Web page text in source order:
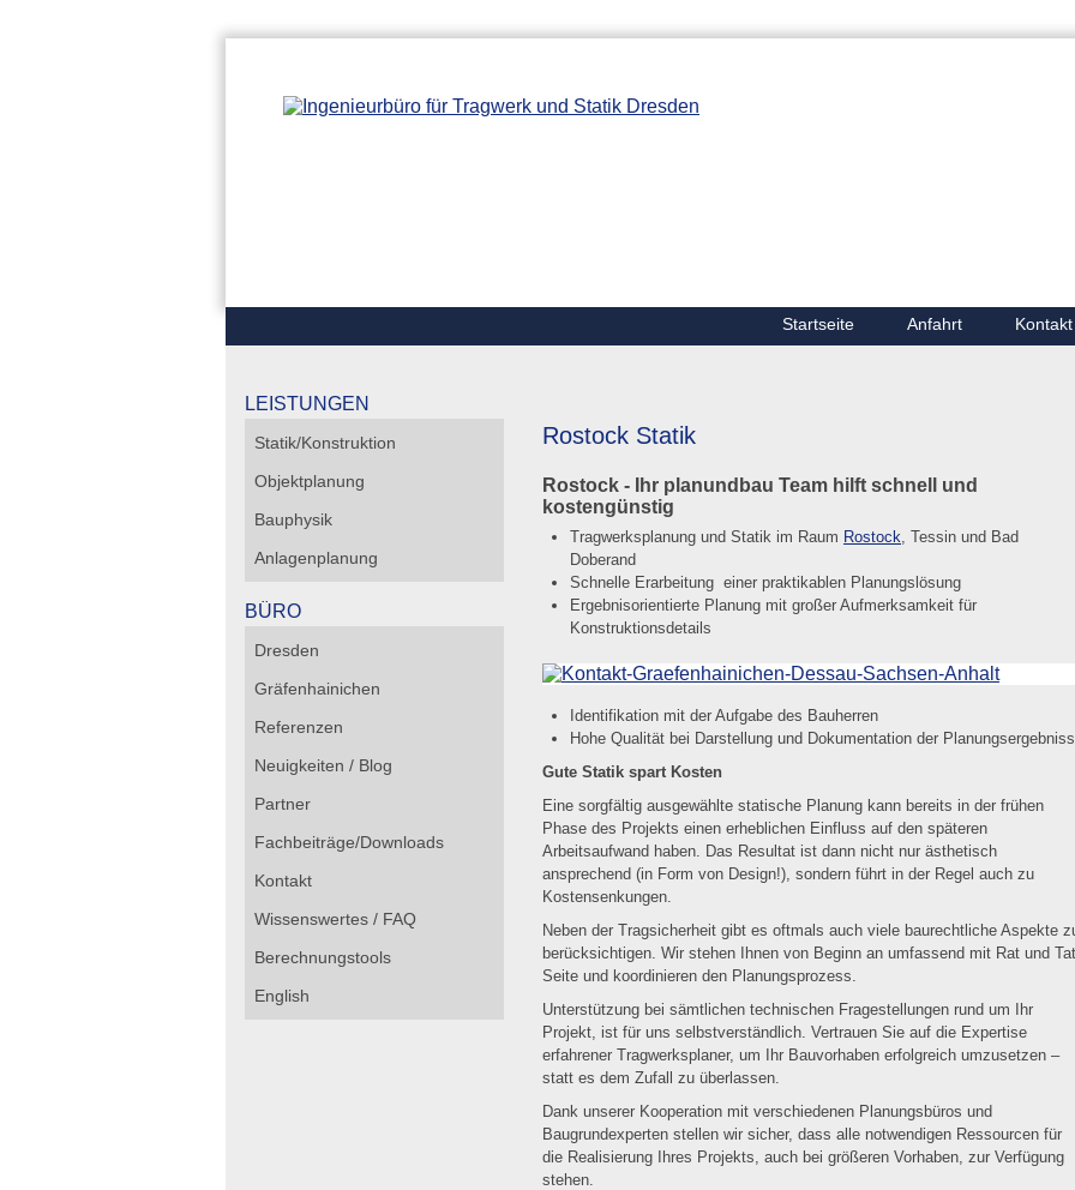
Startseite Anfahrt Kontakt
LEISTUNGEN
Statik/Konstruktion
Objektplanung
Bauphysik
Anlagenplanung
BÜRO
Dresden
Gräfenhainichen
Referenzen
Neuigkeiten / Blog
Partner
Fachbeiträge/Downloads
Kontakt
Wissenswertes / FAQ
Berechnungstools
English
Rostock Statik
Rostock - Ihr planundbau Team hilft schnell und
kostengünstig
Tragwerksplanung und Statik im Raum Rostock , Tessin und Bad
Doberand
Schnelle Erarbeitung einer praktikablen Planungslösung
Ergebnisorientierte Planung mit großer Aufmerksamkeit für
Konstruktionsdetails
Identifikation mit der Aufgabe des Bauherren
Hohe Qualität bei Darstellung und Dokumentation der
Gute Statik spart Kosten
Eine sorgfältig ausgewählte statische Planung kann bereits in der frühen
Phase des Projekts einen erheblichen Einfluss auf den späteren
Arbeitsaufwand haben. Das Resultat ist dann nicht nur ästhetisch
ansprechend (in Form von Design!), sondern führt in der Regel auch zu
Kostensenkungen.
Neben der Tragsicherheit gibt es oftmals auch viele baurechtliche Aspekte
berücksichtigen. Wir stehen Ihnen von Beginn an umfassend mit Rat und Tat
Seite und koordinieren den Planungsprozess.
Unterstützung bei sämtlichen technischen Fragestellungen rund um Ihr
Projekt, ist für uns selbstverständlich. Vertrauen Sie auf die Expertise
erfahrener Tragwerksplaner, um Ihr Bauvorhaben erfolgreich umzusetzen –
statt es dem Zufall zu überlassen.
Dank unserer Kooperation mit verschiedenen Planungsbüros und
Baugrundexperten stellen wir sicher, dass alle notwendigen Ressourcen für
die Realisierung Ihres Projekts, auch bei größeren Vorhaben, zur Verfügung
stehen.